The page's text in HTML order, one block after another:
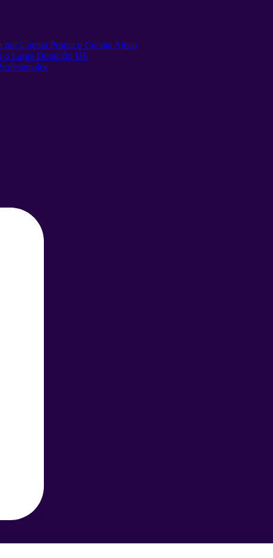
por Cuenta Propia o Cuenta Ajena
o Larga Duración UE